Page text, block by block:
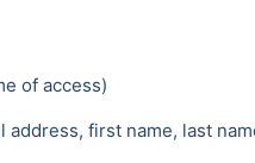
of access)
first name, last